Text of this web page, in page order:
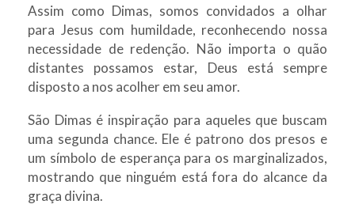
Assim como Dimas, somos convidados a olhar
para Jesus com humildade, reconhecendo nossa
necessidade de redenção. Não importa o quão
distantes possamos estar, Deus está sempre
disposto a nos acolher em seu amor.
São Dimas é inspiração para aqueles que buscam
uma segunda chance. Ele é patrono dos presos e
um símbolo de esperança para os marginalizados,
mostrando que ninguém está fora do alcance da
graça divina.